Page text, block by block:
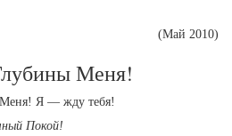
(Май 2010)
Меня!
Меня! Я — жду тебя!
Покой!